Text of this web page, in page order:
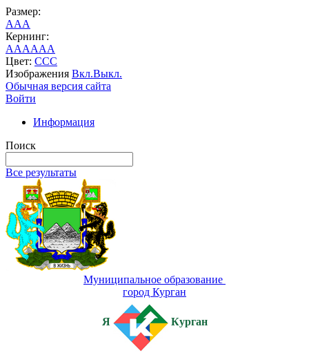
Размер:
AAA
Кернинг:
AAAAAA
Цвет: CCC
Изображения Вкл.Выкл.
Обычная версия сайта
Войти
Информация
Поиск
Все результаты
Муниципальное образование
город Курган
Я Курган